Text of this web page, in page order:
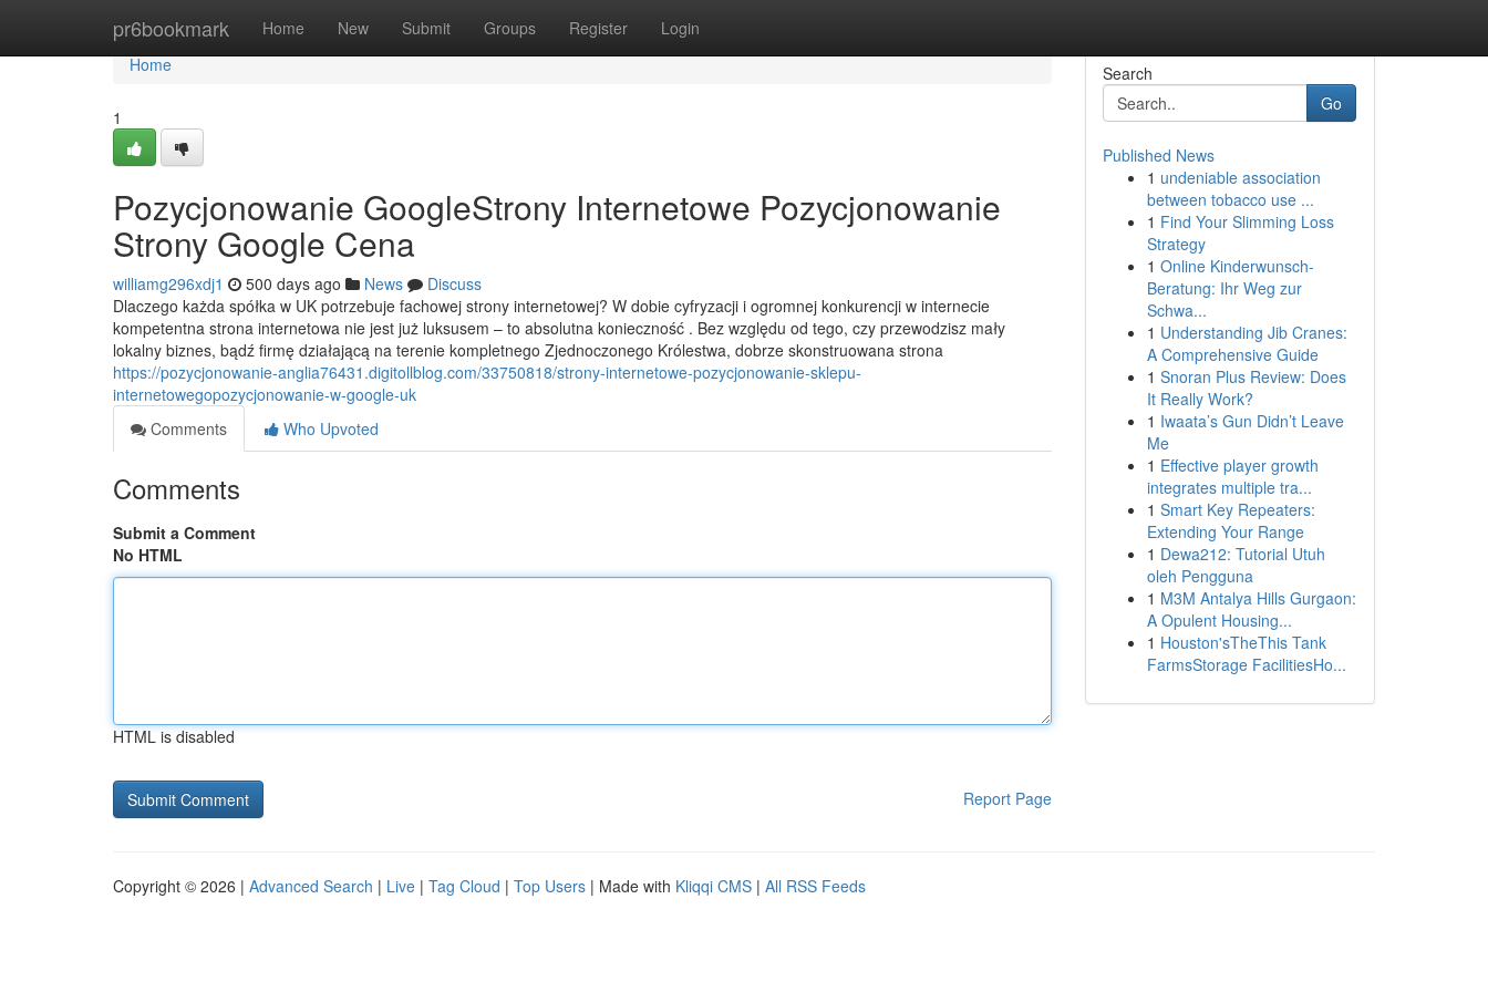
pr6bookmark Home New Submit Groups Register Login
Home
Home
1
Pozycjonowanie GoogleStrony Internetowe Pozycjonowanie
Strony Google Cena
williamg296xdj1 500 days ago News
Discuss
Dlaczego każda spółka w UK potrzebuje fachowej strony internetowej? W dobie cyfryzacji i ogromnej konkurencji w internecie
kompetentna strona internetowa nie jest już luksusem – to absolutna konieczność . Bez względu od tego, czy przewodzisz mały
lokalny biznes, bądź firmę działającą na terenie kompletnego Zjednoczonego Królestwa, dobrze skonstruowana strona
https://pozycjonowanie-anglia76431.digitollblog.com/33750818/strony-internetowe-pozycjonowanie-sklepu-
internetowegopozycjonowanie-w-google-uk
Comments
Who Upvoted
Comments
Submit a Comment
No HTML
HTML is disabled
Report Page
Search
Go
Published News
1 undeniable association
between tobacco use ...
1 Find Your Slimming Loss
Strategy
1 Online Kinderwunsch-
Beratung: Ihr Weg zur
Schwa...
1 Understanding Jib Cranes:
A Comprehensive Guide
1 Snoran Plus Review: Does
It Really Work?
1 Iwaata’s Gun Didn’t Leave
Me
1 Effective player growth
integrates multiple tra...
1 Smart Key Repeaters:
Extending Your Range
1 Dewa212: Tutorial Utuh
oleh Pengguna
1 M3M Antalya Hills Gurgaon:
A Opulent Housing...
1 Houston'sTheThis Tank
FarmsStorage FacilitiesHo...
Copyright © 2026 | Advanced Search | Live | Tag Cloud | Top Users | Made with Kliqqi CMS | All RSS Feeds